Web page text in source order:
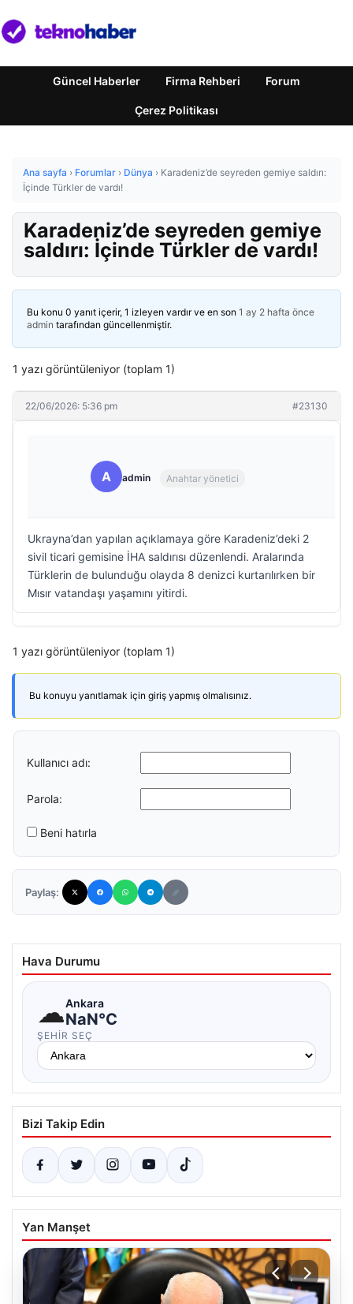
Güncel Haberler Firma Rehberi Forum
Çerez Politikası
Ana sayfa › Forumlar › Dünya › Karadeniz’de seyreden gemiye saldırı:
İçinde Türkler de vardı!
Karadeniz’de seyreden gemiye
saldırı: İçinde Türkler de vardı!
Bu konu 0 yanıt içerir, 1 izleyen vardır ve en son 1 ay 2 hafta önce
admin tarafından güncellenmiştir.
1 yazı görüntüleniyor (toplam 1)
22/06/2026: 5:36 pm #23130
A admin Anahtar yönetici
Ukrayna’dan yapılan açıklamaya göre Karadeniz’deki 2
sivil ticari gemisine İHA saldırısı düzenlendi. Aralarında
Türklerin de bulunduğu olayda 8 denizci kurtarılırken bir
Mısır vatandaşı yaşamını yitirdi.
1 yazı görüntüleniyor (toplam 1)
Bu konuyu yanıtlamak için giriş yapmış olmalısınız.
Kullanıcı adı:
Parola:
Beni hatırla
Paylaş:
Hava Durumu
☁Ankara
NaN°C
ŞEHIR SEÇ
Bizi Takip Edin
Yan Manşet